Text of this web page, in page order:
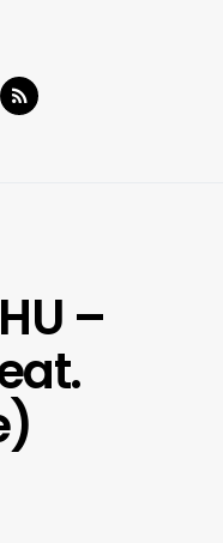
–